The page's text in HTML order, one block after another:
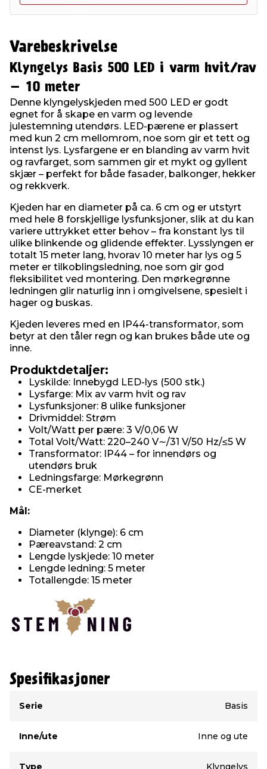
Varebeskrivelse
Klyngelys Basis 500 LED i varm hvit/rav
– 10 meter
Denne klyngelyskjeden med 500 LED er godt
egnet for å skape en varm og levende
julestemning utendørs. LED-pærene er plassert
med kun 2 cm mellomrom, noe som gir et tett og
intenst lys. Lysfargene er en blanding av varm hvit
og ravfarget, som sammen gir et mykt og gyllent
skjær – perfekt for både fasader, balkonger, hekker
og rekkverk.
Kjeden har en diameter på ca. 6 cm og er utstyrt
med hele 8 forskjellige lysfunksjoner, slik at du kan
variere uttrykket etter behov – fra konstant lys til
ulike blinkende og glidende effekter. Lysslyngen er
totalt 15 meter lang, hvorav 10 meter har lys og 5
meter er tilkoblingsledning, noe som gir god
fleksibilitet ved montering. Den mørkegrønne
ledningen glir naturlig inn i omgivelsene, spesielt i
hager og buskas.
Kjeden leveres med en IP44-transformator, som
betyr at den tåler regn og kan brukes både ute og
inne.
Produktdetaljer:
Lyskilde: Innebygd LED-lys (500 stk.)
Lysfarge: Mix av varm hvit og rav
Lysfunksjoner: 8 ulike funksjoner
Drivmiddel: Strøm
Volt/Watt per pære: 3 V/0,06 W
Total Volt/Watt: 220–240 V∼/31 V/50 Hz/≤5 W
Transformator: IP44 – for innendørs og
utendørs bruk
Ledningsfarge: Mørkegrønn
CE-merket
Mål:
Diameter (klynge): 6 cm
Pæreavstand: 2 cm
Lengde lyskjede: 10 meter
Lengde ledning: 5 meter
Totallengde: 15 meter
Spesifikasjoner
Serie
Basis
Inne/ute Inne og ute
Type Klyngelys